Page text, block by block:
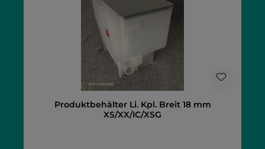
Produktbehälter Li. Kpl. Breit 18 mm
XS/XX/IC/XSG